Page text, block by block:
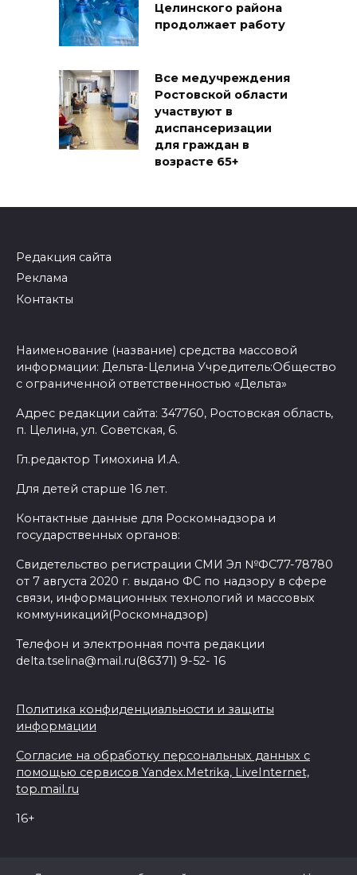
Целинского района
продолжает работу
Все медучреждения
Ростовской области
участвуют в
диспансеризации
для граждан в
возрасте 65+
Редакция сайта
Реклама
Контакты
Наименование (название) средства массовой
информации: Дельта-Целина Учредитель:Общество
с ограниченной ответственностью «Дельта»
Адрес редакции сайта: 347760, Ростовская область,
п. Целина, ул. Советская, 6.
Гл.редактор Тимохина И.А.
Для детей старше 16 лет.
Контактные данные для Роскомнадзора и
государственных органов:
Свидетельство регистрации СМИ Эл №ФС77-78780
от 7 августа 2020 г. выдано ФС по надзору в сфере
связи, информационных технологий и массовых
коммуникаций(Роскомнадзор)
Телефон и электронная почта редакции
delta.tselina@mail.ru(86371) 9-52- 16
Политика конфиденциальности и защиты
информации
Согласие на обработку персональных данных с
помощью сервисов Yandex.Metrika, LiveInternet,
top.mail.ru
16+